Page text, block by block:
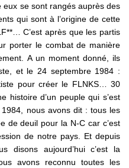
se sont rangés auprès des
qui sont à l’origine de cette
C’est après que les partis
porter le combat de manière
A un moment donné, ils
et le 24 septembre 1984 :
pour créer le FLNKS… 30
histoire d’un peuple qui s’est
nous avons dit : tous les
de deuil pour la N-C car c’est
de notre pays. Et depuis
disons aujourd’hui c’est la
avons reconnu toutes les